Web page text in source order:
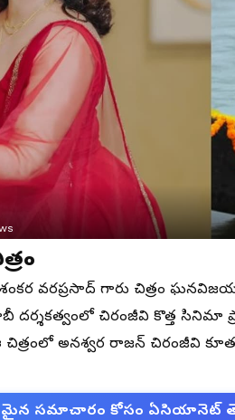
వరప్రసాద్ గారు చిత్రం
దర్శకత్వంలో చిరంజీవి కొత్త సినిమా
అనశ్వర రాజన్ చిరంజీవి
సమాచారం కోసం ఏసియానెట్